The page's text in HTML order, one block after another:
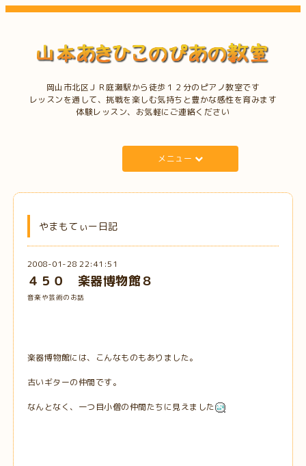
岡山市北区ＪＲ庭瀬駅から徒歩１２分のピアノ教室です
レッスンを通して、挑戦を楽しむ気持ちと豊かな感性を育みます
体験レッスン、お気軽にご連絡ください
メニュー
やまもてぃー日記
2008-01-28 22:41:51
４５０ 楽器博物館８
音楽や芸術のお話
楽器博物館には、こんなものもありました。
古いギターの仲間です。
なんとなく、一つ目小僧の仲間たちに見えました